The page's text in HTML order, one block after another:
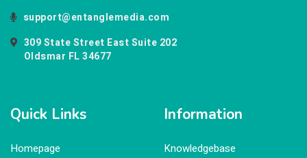
support@entanglemedia.com
309 State Street East Suite 202
Oldsmar FL 34677
Quick Links
Homepage
Information
Knowledgebase